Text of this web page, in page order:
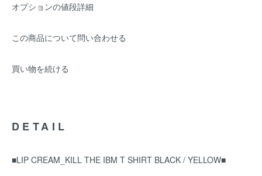
オプションの値段詳細
この商品について問い合わせる
買い物を続ける
DETAIL
■LIP CREAM_KILL THE IBM T SHIRT BLACK / YELLOW■